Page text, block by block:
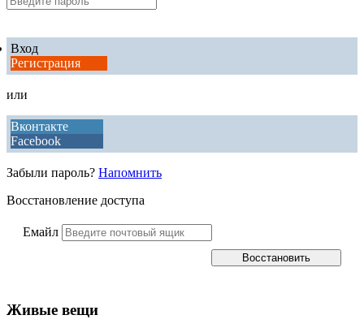
Вход
Регистрация
или
Вконтакте
Facebook
Забыли пароль? Напомнить
Восстановление доступа
Емайл
Живые вещи